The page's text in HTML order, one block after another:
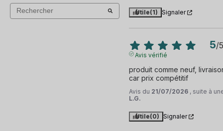
Utile(1) Signaler
5/5
Avis vérifié
produit comme neuf,
car prix compétitif
Avis du 21/07/2026 , suite à
L.G.
Utile(0) Signaler